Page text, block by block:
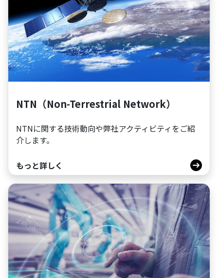
NTN（Non-Terrestrial Network）
NTNに関する技術動向や弊社アクティビティをご紹
介します。
もっと詳しく